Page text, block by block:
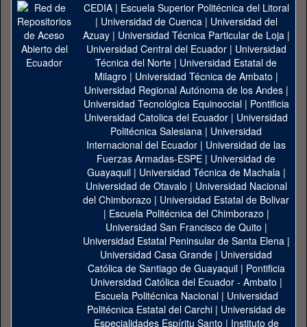
CEDIA| Escuela Superior Politécnica del Litoral
| Universidad de Cuenca| Universidad del
Azuay| Universidad Técnica Particular de Loja|
Universidad Central del Ecuador| Universidad
Técnica del Norte | Universidad Estatal de
Milagro | Universidad Técnica de Ambato |
Universidad Regional Autónoma de los Andes|
Universidad Tecnológica Equinoccial| Pontificia
Universidad Catolica del Ecuador | Universidad
Politécnica Salesiana | Universidad
Internacional del Ecuador | Universidad de las
Fuerzas Armadas-ESPE | Universidad de
Guayaquil| Universidad Técnica de Machala|
Universidad de Otavalo | Universidad Nacional
del Chimborazo | Universidad Estatal de Bolivar
| Escuela Politécnica del Chimborazo |
Universidad San Francisco de Quito |
Universidad Estatal Peninsular de Santa Elena|
Universidad Casa Grande | Universidad
Católica de Santiago de Guayaquil| Pontificia
Universidad Católica del Ecuador - Ambato |
Escuela Politécnica Nacional| Universidad
Politécnica Estatal del Carchi| Universidad de
Especialidades Espíritu Santo | Instituto de